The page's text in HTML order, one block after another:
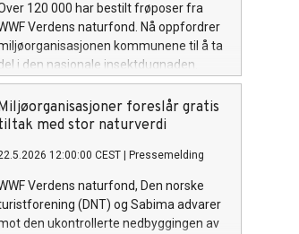
120 000 har bestilt frøposer fra
Verdens naturfond. Nå oppfordrer
kommunene til å ta
i den nasjonale insektdugnaden.
foreslår gratis
med stor naturverdi
12:00:00 CEST Pressemelding
Verdens naturfond, Den norske
(DNT) og Sabima advarer
den ukontrollerte nedbyggingen av